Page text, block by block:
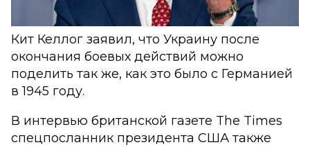
Кит Келлог заявил, что Украину после
окончания боевых действий можно
поделить так же, как это было с Германией
в 1945 году.
В интервью британской газете The Times
спецпосланник президента США также